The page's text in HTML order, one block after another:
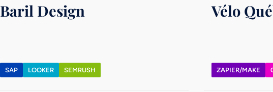
Baril Design
SAP LOOKER SEMRUSH
Vélo
ZAPIER/MAKE